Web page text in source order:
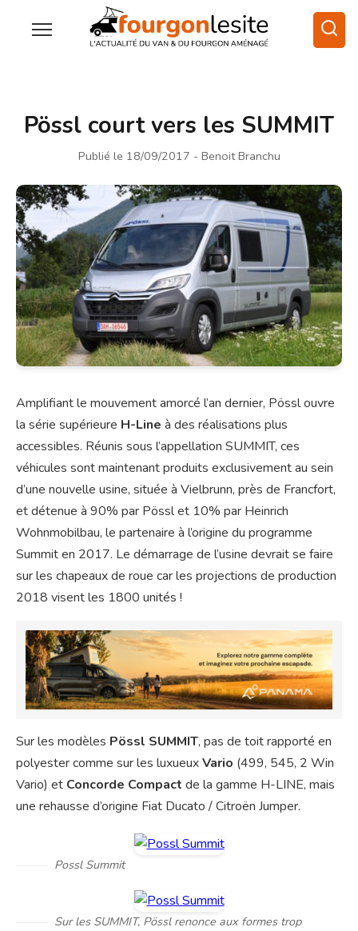
Pössl court vers les SUMMIT
Publié le 18/09/2017 - Benoit Branchu
Amplifiant le mouvement amorcé l’an dernier, Pössl ouvre
la série supérieure H-Line à des réalisations plus
accessibles. Réunis sous l’appellation SUMMIT, ces
véhicules sont maintenant produits exclusivement au sein
d’une nouvelle usine, située à Vielbrunn, près de Francfort,
et détenue à 90% par Pössl et 10% par Heinrich
Wohnmobilbau, le partenaire à l’origine du programme
Summit en 2017. Le démarrage de l’usine devrait se faire
sur les chapeaux de roue car les projections de production
2018 visent les 1800 unités !
Sur les modèles Pössl SUMMIT, pas de toit rapporté en
polyester comme sur les luxueuxVario (499, 545, 2 Win
Vario) et Concorde Compact de la gamme H-LINE, mais
une rehausse d’origine Fiat Ducato / Citroën Jumper.
Possl Summit
Sur les SUMMIT, Pössl renonce aux formes trop